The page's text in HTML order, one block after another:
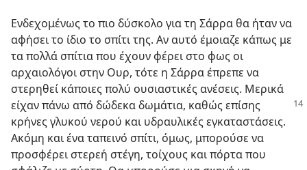
Ενδεχομένως το πιο δύσκολο για τη Σάρρα θα ήταν να
αφήσει το ίδιο το σπίτι της. Αν αυτό έμοιαζε κάπως με
τα πολλά σπίτια που έχουν φέρει στο φως οι
αρχαιολόγοι στην Ουρ, τότε η Σάρρα έπρεπε να
στερηθεί κάποιες πολύ ουσιαστικές ανέσεις. Μερικά
είχανπάνω από δώδεκα δωμάτια, καθώς επίσης
κρήνες γλυκού νερού και υδραυλικές εγκαταστάσεις.
Ακόμη και ένα ταπεινό σπίτι, όμως, μπορούσε να
προσφέρει στερεή στέγη, τοίχους και πόρτα που